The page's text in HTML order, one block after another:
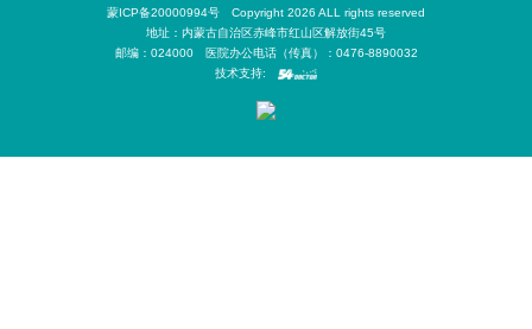
蒙ICP备20000994号 Copyright 2026 ALL rights reserved
地址：内蒙古自治区赤峰市红山区解放街45号
邮编：024000 医院办公电话（传真）：0476-8890032
技术支持: